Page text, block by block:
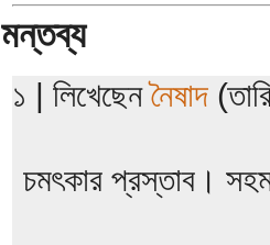
মন্তব্য
১ | লিখেছেননৈষাদ
চমৎকার প্রস্তাব।